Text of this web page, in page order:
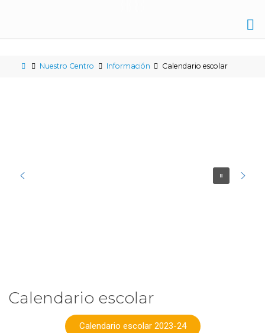
NICOLÁS
Nuestro Centro Información Calendario escolar
Calendario escolar
Calendario escolar 2023-24